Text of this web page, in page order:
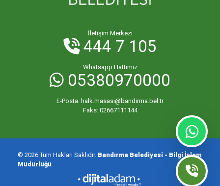
İletişim Merkezi
444 7 105
Whatsapp Hattımız
05380970000
E-Posta: halk.masasi@bandirma.bel.tr
Faks: 02667111144
© 2026 Tüm Hakları Saklıdır. Bandırma Belediyesi - Bilgi İşlem
Müdürlüğü